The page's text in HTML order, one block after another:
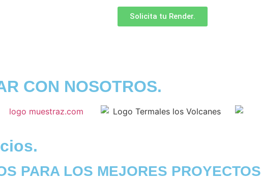
Solicita tu Render.
CON NOSOTROS.
PARA LOS MEJORES PROYECTOS